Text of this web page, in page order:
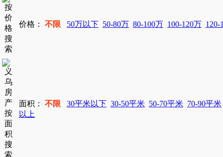
价格： 不限 50万以下 50-80万 80-100万 100-120万 120-
面积： 不限 30平米以下 30-50平米 50-70平米 70-90平米
以上